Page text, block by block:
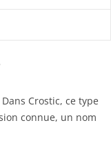
Dans Crostic, ce type
connue, un nom